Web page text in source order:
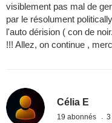
visiblement pas mal de
par le résolument
l'auto dérision ( con de
!!! Allez, on continue ,
Célia E
19 abonnés